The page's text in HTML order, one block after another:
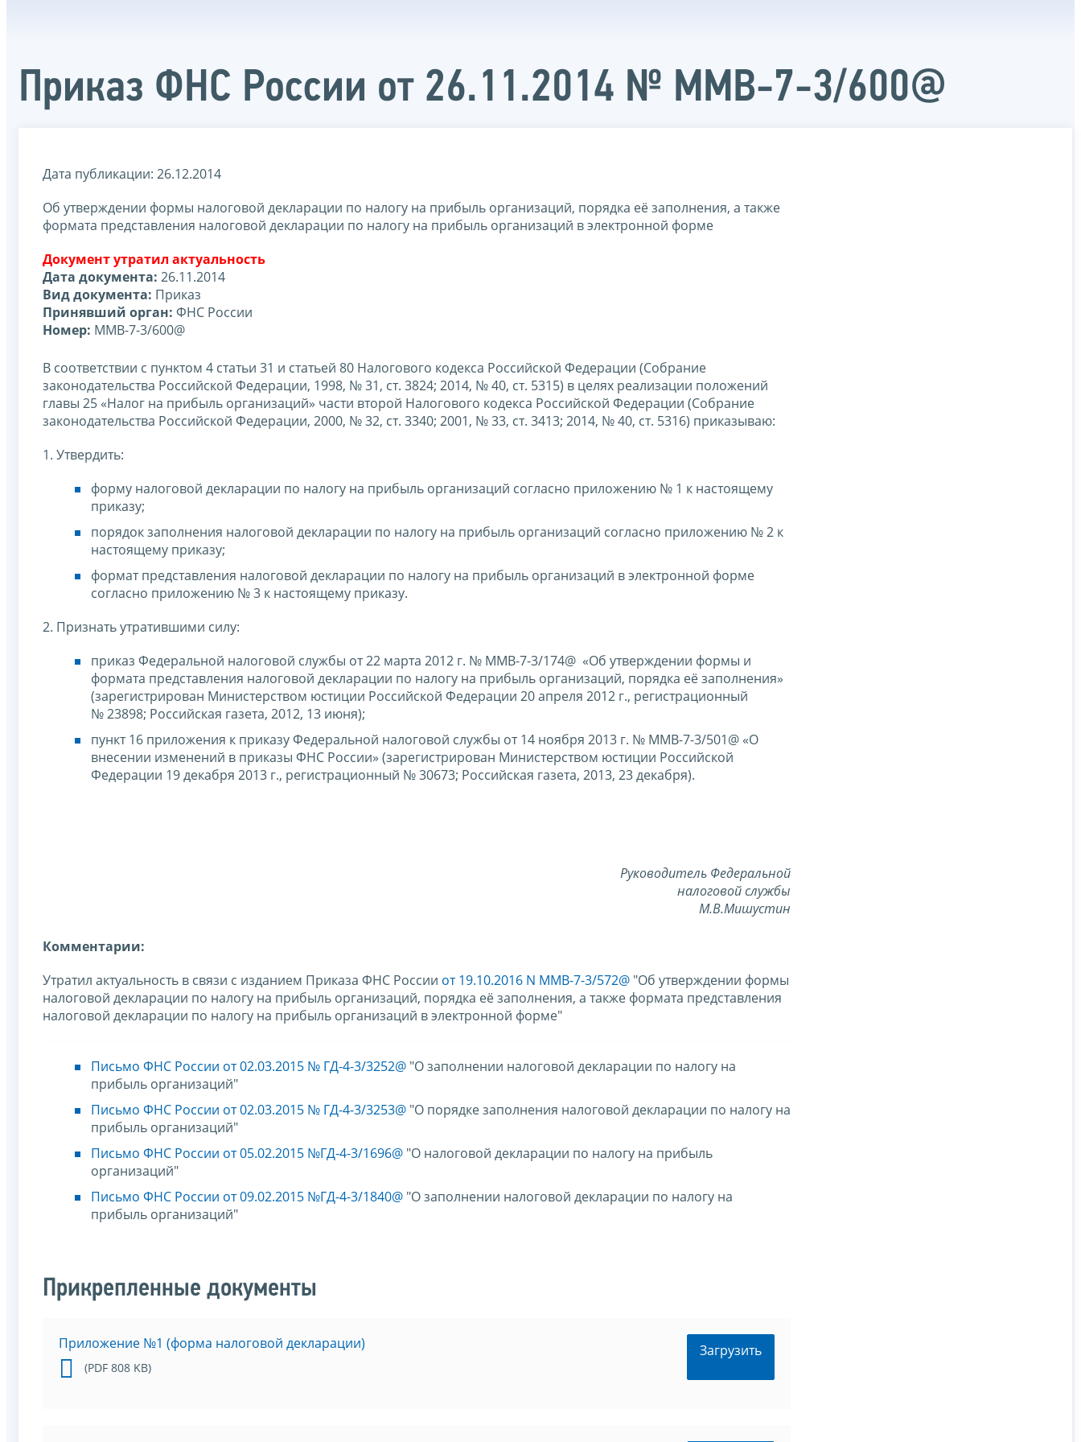
Приказ ФНС России от 26.11.2014 № ММВ-7-3/600@
Дата публикации: 26.12.2014
Об утверждении формы налоговой декларации по налогу на прибыль организаций, порядка её заполнения, а также
формата представления налоговой декларации по налогу на прибыль организаций в электронной форме
Документ утратил актуальность
Дата документа: 26.11.2014
Вид документа: Приказ
Принявший орган: ФНС России
Номер: ММВ-7-3/600@
В соответствии с пунктом 4 статьи 31 и статьей 80 Налогового кодекса Российской Федерации (Собрание
законодательства Российской Федерации, 1998, № 31, ст. 3824; 2014, № 40, ст. 5315) в целях реализации положений
главы 25 «Налог на прибыль организаций» части второй Налогового кодекса Российской Федерации (Собрание
законодательства Российской Федерации, 2000, № 32, ст. 3340; 2001, № 33, ст. 3413; 2014, № 40, ст. 5316) приказываю:
1. Утвердить:
форму налоговой декларации по налогу на прибыль организаций согласно приложению № 1 к настоящему
приказу;
порядок заполнения налоговой декларации по налогу на прибыль организаций согласно приложению № 2 к
настоящему приказу;
формат представления налоговой декларации по налогу на прибыль организаций в электронной форме
согласно приложению № 3 к настоящему приказу.
2. Признать утратившими силу:
приказ Федеральной налоговой службы от 22 марта 2012 г. № ММВ-7-3/174@ «Об утверждении формы и
формата представления налоговой декларации по налогу на прибыль организаций, порядка её заполнения»
(зарегистрирован Министерством юстиции Российской Федерации 20 апреля 2012 г., регистрационный
№ 23898; Российская газета, 2012, 13 июня);
пункт 16 приложения к приказу Федеральной налоговой службы от 14 ноября 2013 г. № ММВ-7-3/501@ «О
внесении изменений в приказы ФНС России» (зарегистрирован Министерством юстиции Российской
Федерации 19 декабря 2013 г., регистрационный № 30673; Российская газета, 2013, 23 декабря).
Руководитель Федеральной
налоговой службы
М.В.Мишустин
Комментарии:
Утратил актуальность в связи с изданием Приказа ФНС России от 19.10.2016 N ММВ-7-3/572@ "Об утверждении формы
налоговой декларации по налогу на прибыль организаций, порядка её заполнения, а также формата представления
налоговой декларации по налогу на прибыль организаций в электронной форме"
Письмо ФНС России от 02.03.2015 № ГД-4-3/3252@ "О заполнении налоговой декларации по налогу на
прибыль организаций"
Письмо ФНС России от 02.03.2015 № ГД-4-3/3253@ "О порядке заполнения налоговой декларации по налогу на
прибыль организаций"
Письмо ФНС России от 05.02.2015 №ГД-4-3/1696@ "О налоговой декларации по налогу на прибыль
организаций"
Письмо ФНС России от 09.02.2015 №ГД-4-3/1840@ "О заполнении налоговой декларации по налогу на
прибыль организаций"
Прикрепленные документы
Приложение №1 (форма налоговой декларации)
(PDF 808 KB)
Загрузить